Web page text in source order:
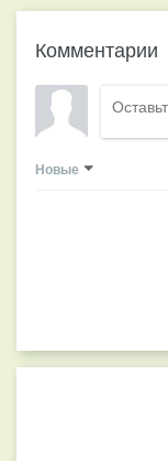
Комментарии
Новые